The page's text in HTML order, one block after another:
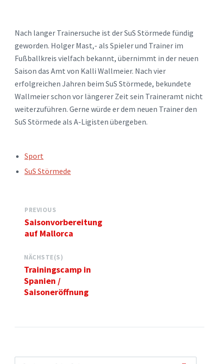
Nach langer Trainersuche ist der SuS Störmede fündig
geworden. Holger Mast,- als Spieler und Trainer im
Fußballkreis vielfach bekannt, übernimmt in der neuen
Saison das Amt von Kalli Wallmeier. Nach vier
erfolgreichen Jahren beim SuS Störmede, bekundete
Wallmeier schon vor längerer Zeit sein Traineramt nicht
weiterzuführen. Gerne würde er dem neuen Trainer den
SuS Störmede als A-Ligisten übergeben.
TAGS:Sport
SuS Störmede
PREVIOUS
Saisonvorbereitung
auf Mallorca
NÄCHSTE(S)
Trainingscamp in
Spanien /
Saisoneröffnung